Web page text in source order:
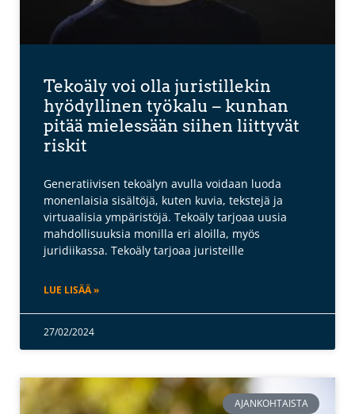
Tekoäly voi olla juristillekin
hyödyllinen työkalu – kunhan
pitää mielessään siihen liittyvät
riskit
Generatiivisen tekoälyn avulla voidaan luoda
monenlaisia sisältöjä, kuten kuvia, tekstejä ja
virtuaalisia ympäristöjä. Tekoäly tarjoaa uusia
mahdollisuuksia monilla eri aloilla, myös
juridiikassa. Tekoäly tarjoaa juristeille
LUE LISÄÄ »
27/02/2024
AJANKOHTAISTA